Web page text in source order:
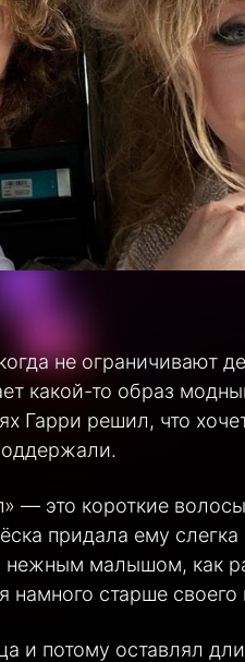
не ограничивают
какой-то образ
Гарри решил, что
— это короткие
придала ему
малышом, как
старше своего
и потому оставлял